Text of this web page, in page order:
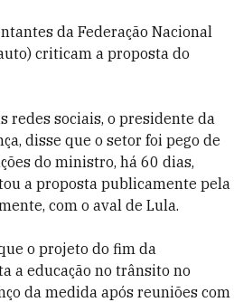
da Federação Nacional
criticam a proposta do
redes sociais, o presidente da
disse que o setor foi pego de
do ministro, há 60 dias,
a proposta publicamente pela
com o aval de Lula.
o projeto do fim da
a educação no trânsito no
da medida após reuniões com